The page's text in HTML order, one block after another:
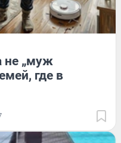
не „муж
где в